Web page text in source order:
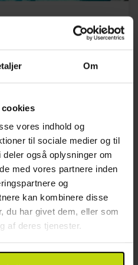
Om
cookies
vores indhold og
til sociale medier og til
også oplysninger om
med vores partnere inden
og
kan kombinere disse
du har givet dem, eller som
af deres tjenester.
Sep 1599,-
I alt 3198,-
Okt
Spar op til13%